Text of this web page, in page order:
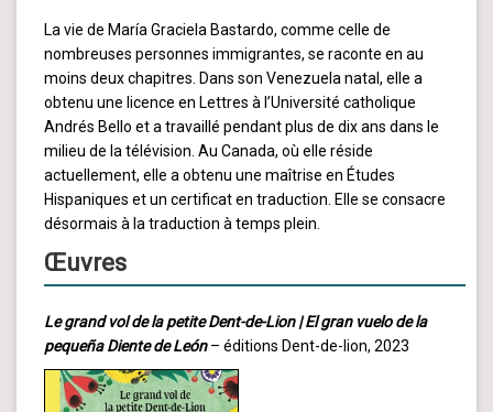
La vie de María Graciela Bastardo, comme celle de
nombreuses personnes immigrantes, se raconte en au
moins deux chapitres. Dans son Venezuela natal, elle a
obtenu une licence en Lettres à l’Université catholique
Andrés Bello et a travaillé pendant plus de dix ans dans le
milieu de la télévision. Au Canada, où elle réside
actuellement, elle a obtenu une maîtrise en Études
Hispaniques et un certificat en traduction. Elle se consacre
désormais à la traduction à temps plein.
Œuvres
Le grand vol de la petite Dent-de-Lion | El gran vuelo de la
pequeña Diente de León– éditions Dent-de-lion, 2023